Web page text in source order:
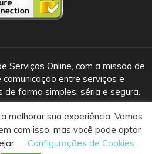
Serviços Online, com a missão de
entre serviços e
forma simples, séria e segura.
de Massoterapeuta| Tema: Guia
melhorar sua experiência. Vamos
com isso, mas você pode optar
Configurações de Cookies